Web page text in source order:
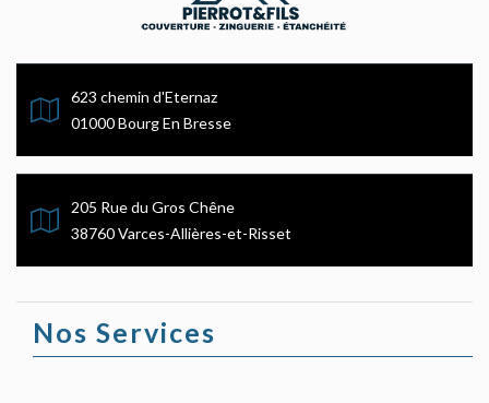
623 chemin d'Eternaz
01000 Bourg En Bresse
205 Rue du Gros Chêne
38760 Varces-Allières-et-Risset
Nos Services